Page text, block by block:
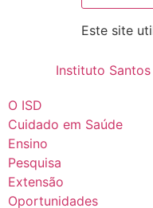
Este site
O ISD
Cuidado em Saúde
Ensino
Pesquisa
Extensão
Oportunidades